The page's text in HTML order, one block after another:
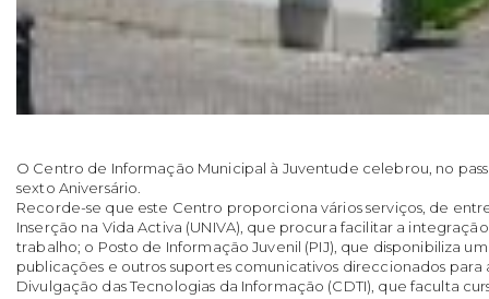
O Centro de Informação Municipal à Juventude celebrou, no
sexto Aniversário.
Recorde-se que este Centro proporciona vários serviços, de
Inserção na Vida Activa (UNIVA), que procura facilitar a
trabalho; o Posto de Informação Juvenil (PIJ), que disponibiliza
publicações e outros suportes comunicativos direccionados
Divulgação das Tecnologias da Informação (CDTI), que faculta